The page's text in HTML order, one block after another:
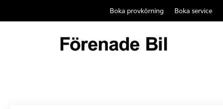
Boka provkörning Boka service